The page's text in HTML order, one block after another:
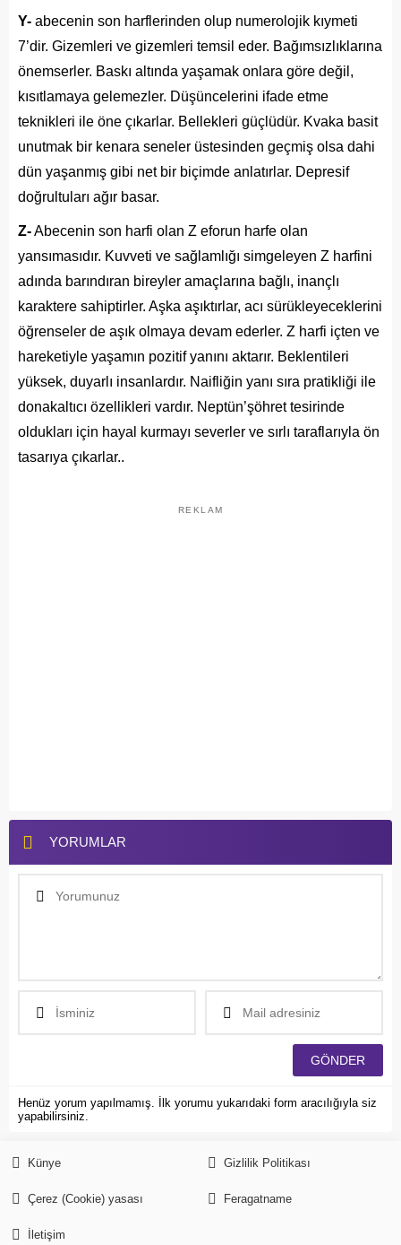
Y- abecenin son harflerinden olup numerolojik kıymeti
7’dir. Gizemleri ve gizemleri temsil eder. Bağımsızlıklarına
önemserler. Baskı altında yaşamak onlara göre değil,
kısıtlamaya gelemezler. Düşüncelerini ifade etme
teknikleri ile öne çıkarlar. Bellekleri güçlüdür. Kvaka basit
unutmak bir kenara seneler üstesinden geçmiş olsa dahi
dün yaşanmış gibi net bir biçimde anlatırlar. Depresif
doğrultuları ağır basar.
Z-Abecenin son harfi olan Z eforun harfe olan
yansımasıdır. Kuvveti ve sağlamlığı simgeleyen Z harfini
adında barındıran bireyler amaçlarına bağlı, inançlı
karaktere sahiptirler. Aşka aşıktırlar, acı sürükleyeceklerini
öğrenseler de aşık olmaya devam ederler. Z harfi içten ve
hareketiyle yaşamın pozitif yanını aktarır. Beklentileri
yüksek, duyarlı insanlardır. Naifliğin yanı sıra pratikliği ile
donakaltıcı özellikleri vardır. Neptün’şöhret tesirinde
oldukları için hayal kurmayı severler ve sırlı taraflarıyla ön
tasarıya çıkarlar..
REKLAM
YORUMLAR
Henüz yorum yapılmamış. İlk yorumu yukarıdaki form aracılığıyla siz
yapabilirsiniz.
Künye Gizlilik Politikası
Çerez (Cookie) yasası Feragatname
İletişim